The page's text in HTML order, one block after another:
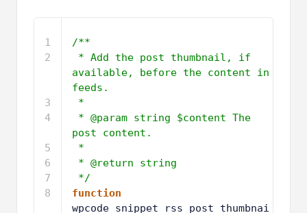
1
2
3
4
5
6
7
8
/**
* Add the post thumbnail, if
available, before the content in
feeds.
*
* @param string $content The
post content.
*
* @return string
*/
function
wpcode_snippet_rss_post_thumbnai